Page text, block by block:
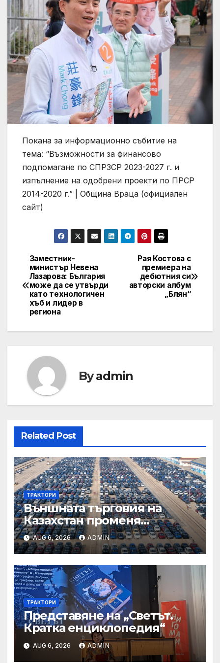
Покана за информационно събитие на
тема: “Възможности за финансово
подпомагане по СПРЗСР 2023-2027 г. и
изпълнение на одобрени проекти по ПРСР
2014-2020 г.” | Община Враца (официален
сайт)
Post
navigation
Рая Костова с
премиера на
дебютния си
авторски албум
„Блян“
Заместник-
министър Невена
Лазарова: България
може да се утвърди
като технологичен
хъб и лидер в
региона
Byadmin
Related Post
ТРАКТОРИ
Външната търговия на
Казахстан променя
структурата си – шест
тенденции
AUG 6, 2026 ADMIN
ТРАКТОРИ
Представяне на „Светът.
Кратка енциклопедия“
AUG 6, 2026 ADMIN